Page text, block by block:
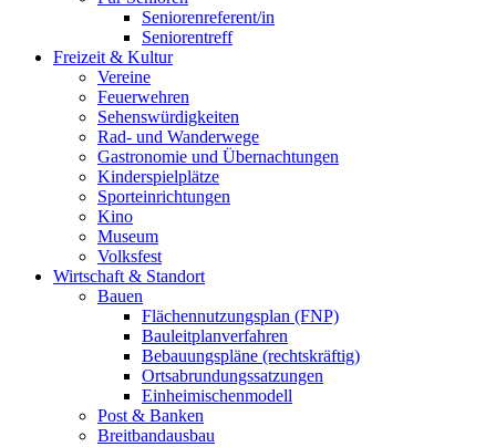
Seniorenreferent/in
Seniorentreff
Freizeit & Kultur
Vereine
Feuerwehren
Sehenswürdigkeiten
Rad- und Wanderwege
Gastronomie und Übernachtungen
Kinderspielplätze
Sporteinrichtungen
Kino
Museum
Volksfest
Wirtschaft & Standort
Bauen
Flächennutzungsplan (FNP)
Bauleitplanverfahren
Bebauungspläne (rechtskräftig)
Ortsabrundungssatzungen
Einheimischenmodell
Post & Banken
Breitbandausbau